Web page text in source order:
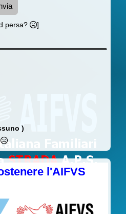
persa? ]
)
l'AIFVS